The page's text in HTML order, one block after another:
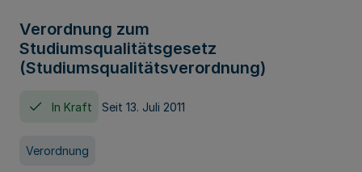
Verordnung zum
Studiumsqualitätsgesetz
(Studiumsqualitätsverordnung)
In Kraft Seit 13. Juli 2011
Verordnung